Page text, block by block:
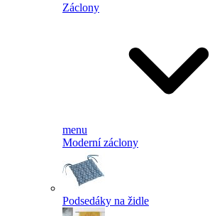
Záclony
menu
Moderní záclony
Podsedáky na židle